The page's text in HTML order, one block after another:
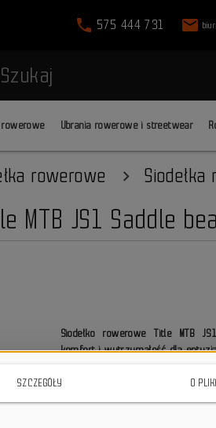
phone 575 444 731 mail
Szukaj
rowerowe Ubrania rowerowe i streetwear
rowerowe
MTB JS1 Saddle
Siodełko rowerowe Title MTB
komfort i wytrzymałość dla
materiałów, idealnie nadaje
freeride.
SZCZEGÓŁY O